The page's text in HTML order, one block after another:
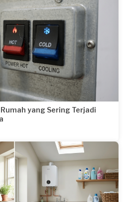
yang Sering Terjadi